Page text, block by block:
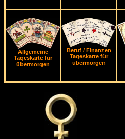
Allgemeine
Tageskarte für
übermorgen
Beruf / Finanzen
Tageskarte für
übermorgen